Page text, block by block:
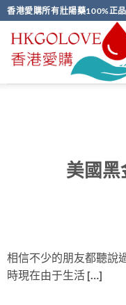
香港愛購所有壯陽藥100%正
美國黑
相信不少的朋友都聽說
時現在由于生活 […]